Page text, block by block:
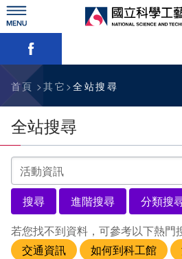
跳
到
主
要
訊息公告
參觀資訊
教育資源
網站服務
關於我們
English
略過字型切換，社群分享工具列
首頁 其它 全站搜尋
全站搜尋
請
輸
入
關
字
若您找不到資料，可參考以下熱門
交通資訊
如何到科工館